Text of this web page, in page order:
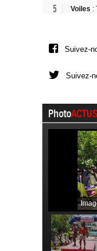
5 Voiles :
Suivez-
Suivez-
PhotoACTUS